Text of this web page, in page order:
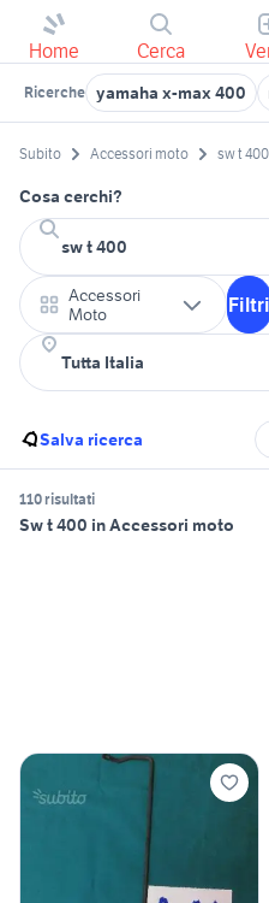
Home Cerca
Ricerche yamaha x-max 400
Subito Accessori moto sw t 400
Cosa cerchi?
Accessori
Moto
Filtri
Salva ricerca
110 risultati
Sw t 400 in Accessori moto